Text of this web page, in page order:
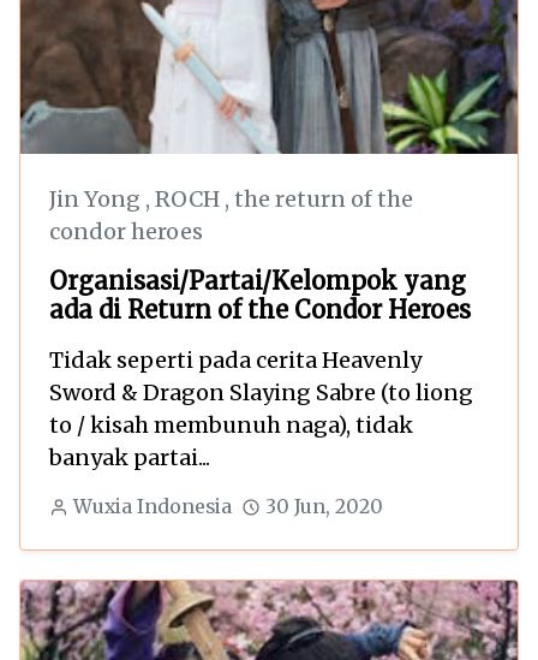
Jin Yong , ROCH , the return of the
condor heroes
Organisasi/Partai/Kelompok yang
ada di Return of the Condor Heroes
Tidak seperti pada cerita Heavenly
Sword & Dragon Slaying Sabre (to liong
to / kisah membunuh naga), tidak
banyak partai...
Wuxia Indonesia 30 Jun, 2020